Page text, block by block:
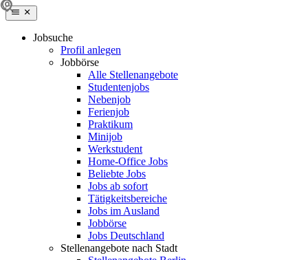
Jobsuche
Profil anlegen
Jobbörse
Alle Stellenangebote
Studentenjobs
Nebenjob
Ferienjob
Praktikum
Minijob
Werkstudent
Home-Office Jobs
Beliebte Jobs
Jobs ab sofort
Tätigkeitsbereiche
Jobs im Ausland
Jobbörse
Jobs Deutschland
Stellenangebote nach Stadt